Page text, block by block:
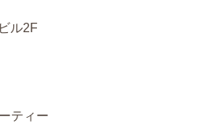
ル2F
ティー